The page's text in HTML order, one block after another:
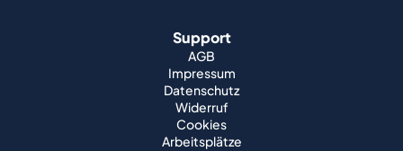
Support
AGB
Impressum
Datenschutz
Widerruf
Cookies
Arbeitsplätze